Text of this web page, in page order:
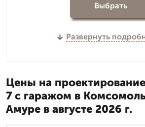
Выбрать
Развернуть
Цены на
7 с гаражом в
Амуре в августе 2026 г.